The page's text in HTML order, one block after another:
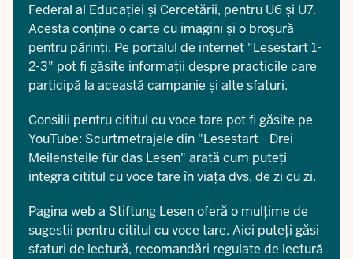
Federal al Educației și Cercetării, pentru U6 și U7.
Acesta conține o carte cu imagini și o broșură
pentru părinți. Pe portalul de internet "Lesestart 1-
2-3" pot fi găsite informații despre practicile care
participă la această campanie și alte sfaturi.
Consilii pentru cititul cu voce tare pot fi găsite pe
YouTube: Scurtmetrajele din "Lesestart - Drei
Meilensteile für das Lesen" arată cum puteți
integra cititul cu voce tare în viața dvs. de zi cu zi.
Pagina web a Stiftung Lesenoferă o mulțime de
sugestii pentru cititul cu voce tare. Aici puteți găsi
sfaturi de lectură, recomandări regulate de lectură